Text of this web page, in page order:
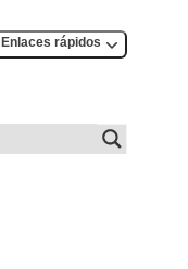
Enlaces rápidos